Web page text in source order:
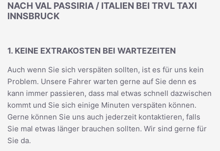
NACH VAL PASSIRIA / ITALIEN BEI TRVL TAXI
INNSBRUCK
1. KEINE EXTRAKOSTEN BEI WARTEZEITEN
Auch wenn Sie sich verspäten sollten, ist es für uns kein
Problem. Unsere Fahrer warten gerne auf Sie denn es
kann immer passieren, dass mal etwas schnell dazwischen
kommt und Sie sich einige Minuten verspäten können.
Gerne können Sie uns auch jederzeit kontaktieren, falls
Sie mal etwas länger brauchen sollten. Wir sind gerne für
Sie da.